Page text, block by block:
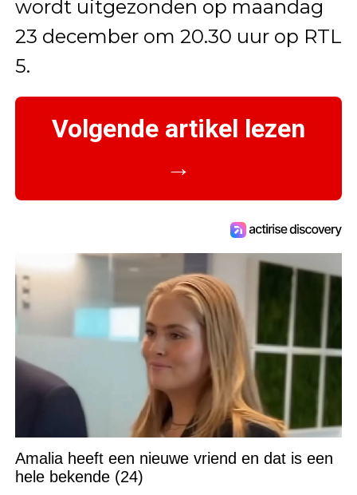
wordt uitgezonden op maandag
23 december om 20.30 uur op RTL
5.
Volgende artikel lezen
→
Amalia heeft een nieuwe vriend en dat is een
hele bekende (24)